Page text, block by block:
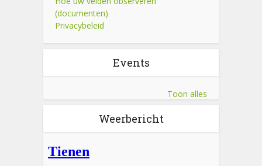
(documenten)
Privacybeleid
Events
Toon alles
Weerbericht